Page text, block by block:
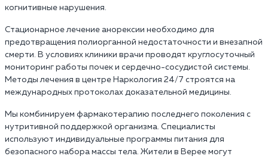
когнитивные нарушения.
Стационарное лечение анорексии необходимо для
предотвращения полиорганной недостаточности и внезапной
смерти. В условиях клиники врачи проводят круглосуточный
мониторинг работы почек и сердечно-сосудистой системы.
Методы лечения в центре Наркология 24/7 строятся на
международных протоколах доказательной медицины.
Мы комбинируем фармакотерапию последнего поколения с
нутритивной поддержкой организма. Специалисты
используют индивидуальные программы питания для
безопасного набора массы тела. Жители в Верее могут